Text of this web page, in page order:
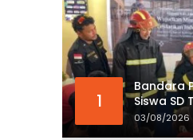
1
Bandara
Siswa SD
dan
03/08/2026